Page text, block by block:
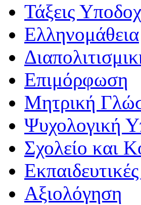
Τάξεις
Ελληνομάθεια
Επιμόρφωση
Μητρική
Ψυχολογική
Σχολείο και
Αξιολόγηση